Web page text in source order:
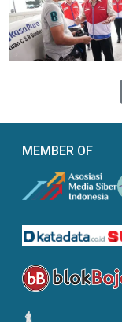
MEMBER OF